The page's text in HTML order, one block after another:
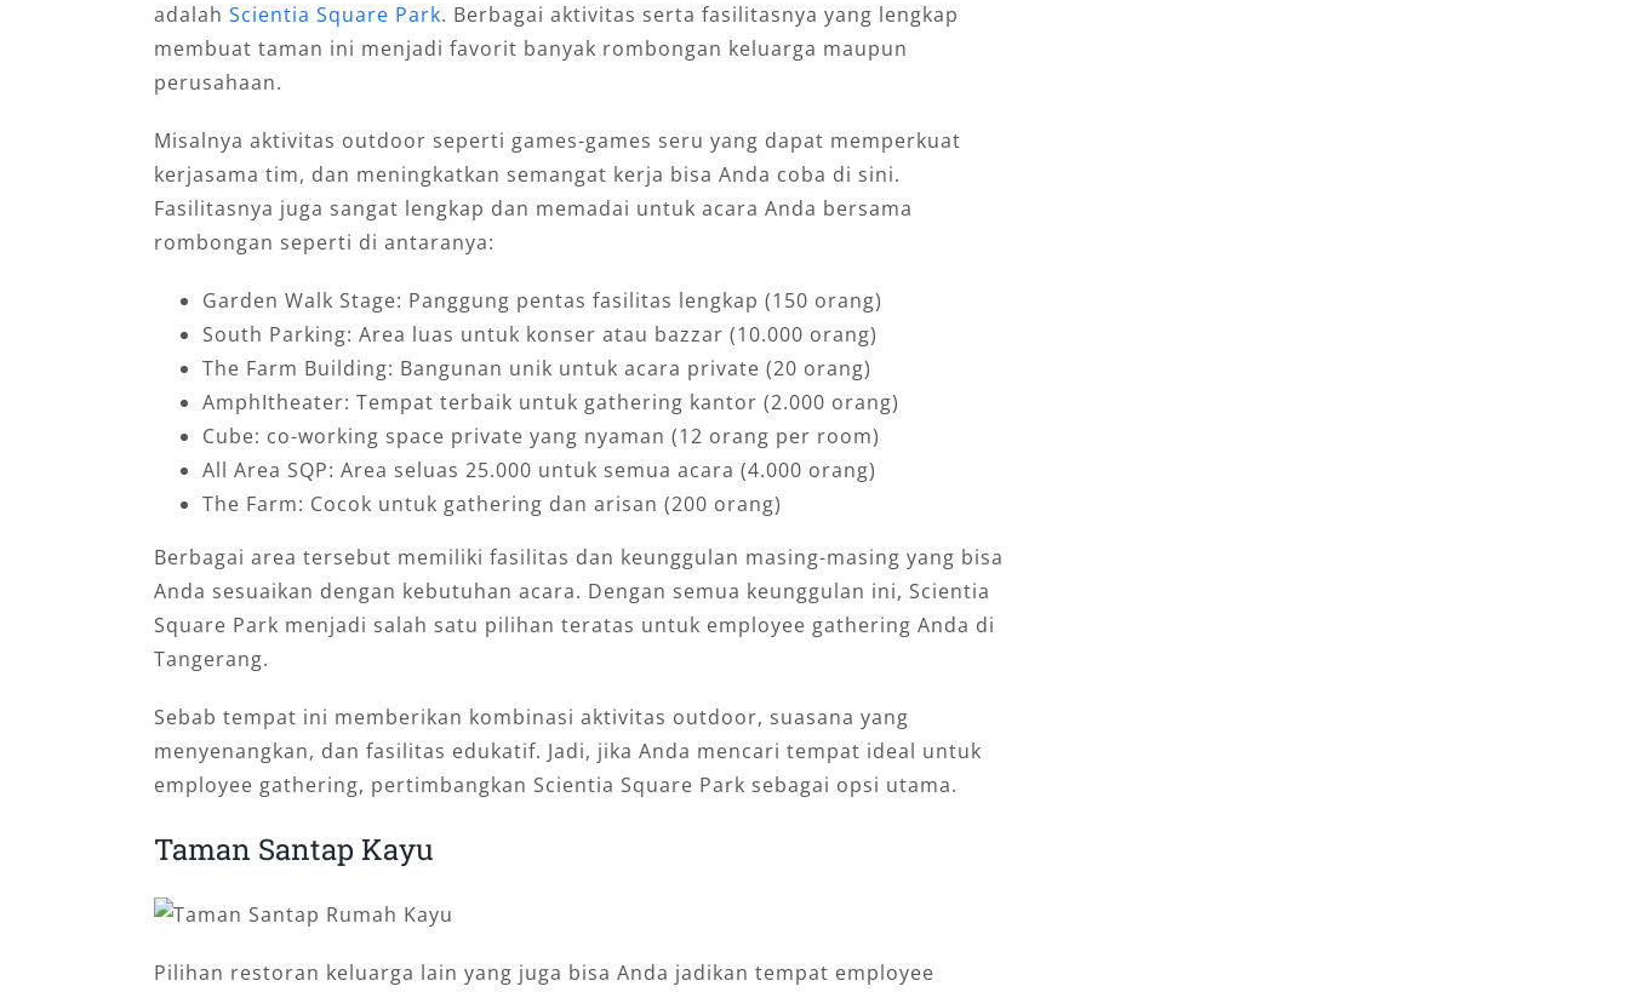
adalah Scientia Square Park. Berbagai aktivitas serta fasilitasnya yang lengkap
membuat taman ini menjadi favorit banyak rombongan keluarga maupun
perusahaan.
Misalnya aktivitas outdoor seperti games-games seru yang dapat memperkuat
kerjasama tim, dan meningkatkan semangat kerja bisa Anda coba di sini.
Fasilitasnya juga sangat lengkap dan memadai untuk acara Anda bersama
rombongan seperti di antaranya:
Garden Walk Stage: Panggung pentas fasilitas lengkap (150 orang)
South Parking: Area luas untuk konser atau bazzar (10.000 orang)
The Farm Building: Bangunan unik untuk acara private (20 orang)
AmphItheater: Tempat terbaik untuk gathering kantor (2.000 orang)
Cube: co-working space private yang nyaman (12 orang per room)
All Area SQP: Area seluas 25.000 untuk semua acara (4.000 orang)
The Farm: Cocok untuk gathering dan arisan (200 orang)
Berbagai area tersebut memiliki fasilitas dan keunggulan masing-masing yang bisa
Anda sesuaikan dengan kebutuhan acara. Dengan semua keunggulan ini, Scientia
Square Park menjadi salah satu pilihan teratas untuk employee gathering Anda di
Tangerang.
Sebab tempat ini memberikan kombinasi aktivitas outdoor, suasana yang
menyenangkan, dan fasilitas edukatif. Jadi, jika Anda mencari tempat ideal untuk
employee gathering, pertimbangkan Scientia Square Park sebagai opsi utama.
Taman Santap Kayu
Pilihan restoran keluarga lain yang juga bisa Anda jadikan tempat employee